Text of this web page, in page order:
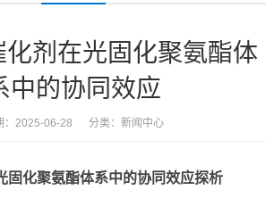
剂在光固化聚氨酯体
中的协同效应
：2025-06-28 分类： 新闻中心
固化聚氨酯体系中的协同效应探析